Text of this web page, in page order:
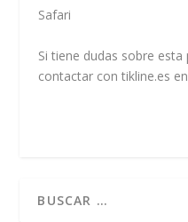
Safari
Si tiene dudas sobre
contactar con tikline.es